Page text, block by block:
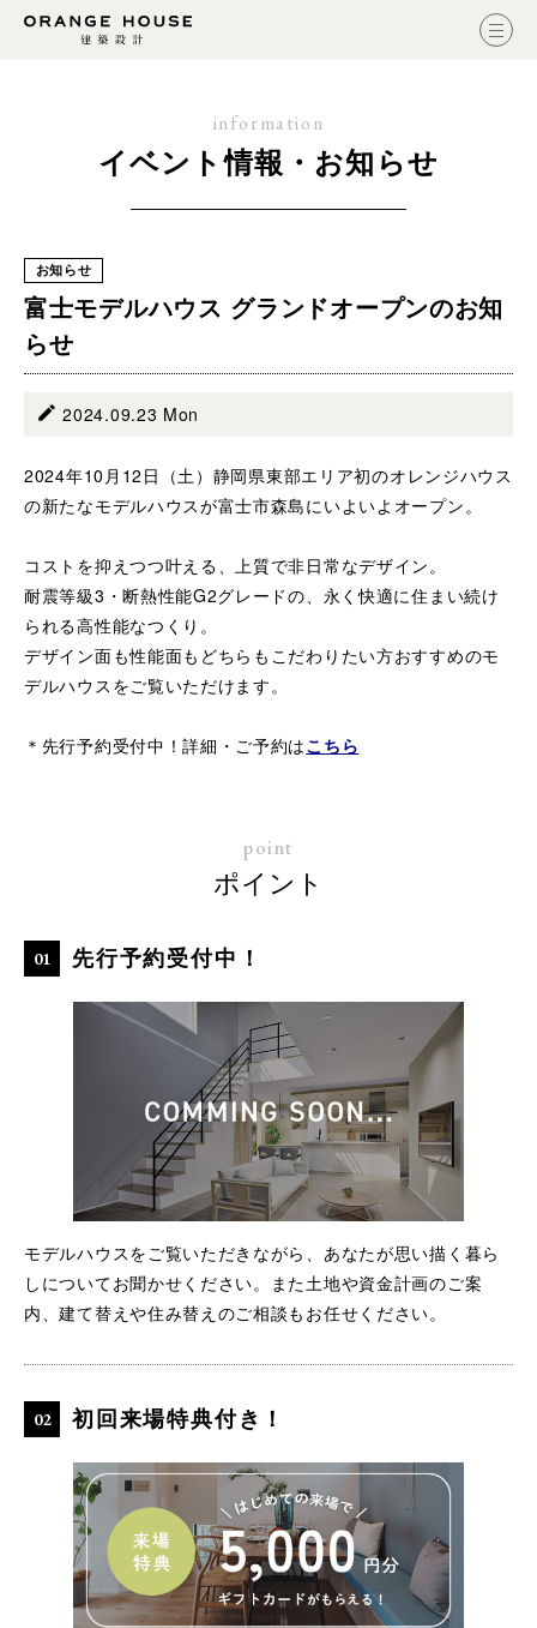
information
イベント情報・お知らせ
お知らせ
富士モデルハウス グランドオープンのお知
らせ
2024.09.23 Mon
2024年10月12日（土）静岡県東部エリア初のオレンジハウス
の新たなモデルハウスが富士市森島にいよいよオープン。
コストを抑えつつ叶える、上質で非日常なデザイン。
耐震等級3・断熱性能G2グレードの、永く快適に住まい続け
られる高性能なつくり。
デザイン面も性能面もどちらもこだわりたい方おすすめのモ
デルハウスをご覧いただけます。
＊先行予約受付中！詳細・ご予約はこちら
point
ポイント
先行予約受付中！
モデルハウスをご覧いただきながら、あなたが思い描く暮ら
しについてお聞かせください。また土地や資金計画のご案
内、建て替えや住み替えのご相談もお任せください。
初回来場特典付き！